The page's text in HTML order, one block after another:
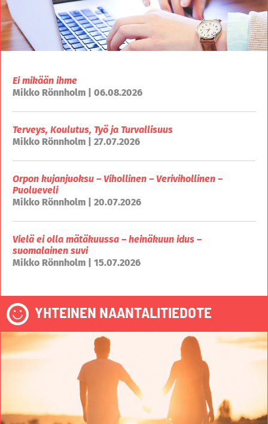
Ei mikään ihme
Mikko Rönnholm | 06.08.2026
Terveys, Koulutus, Työ ja Turvallisuus
Mikko Rönnholm | 27.07.2026
Orpon kujanjuoksu – Vihollinen – Verivihollinen –
Puolueveli
Mikko Rönnholm | 20.07.2026
Vielä ei olla mätäkuussa – heinäkuun idus –
suomalainen suvi
Mikko Rönnholm | 15.07.2026
YHTEINEN NAANTALITIEDOTE